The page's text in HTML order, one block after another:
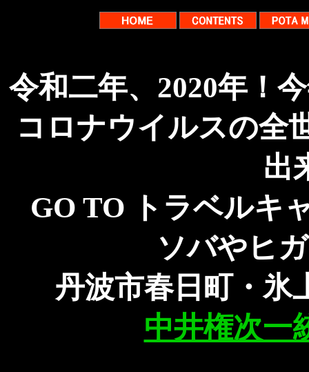
令和二年、2020年！
コロナウイルスの全
出
GO TO トラベルキ
ソバやヒ
丹波市春日町・氷
中井権次一